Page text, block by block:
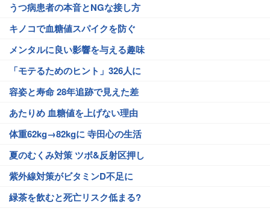
うつ病患者の本音とNGな接し方
キノコで血糖値スパイクを防ぐ
メンタルに良い影響を与える趣味
「モテるためのヒント」326人に
容姿と寿命 28年追跡で見えた差
あたりめ 血糖値を上げない理由
体重62kg→82kgに 寺田心の生活
夏のむくみ対策 ツボ&反射区押し
紫外線対策がビタミンD不足に
緑茶を飲むと死亡リスク低まる?